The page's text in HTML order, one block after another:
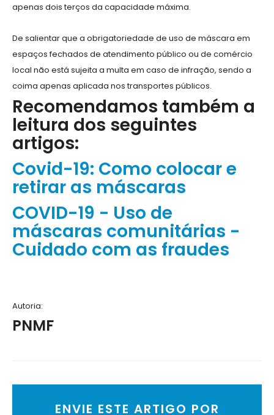
apenas dois terços da capacidade máxima.
De salientar que a obrigatoriedade de uso de máscara em
espaços fechados de atendimento público ou de comércio
local não está sujeita a multa em caso de infração, sendo a
coima apenas aplicada nos transportes públicos.
Recomendamos também a
leitura dos seguintes
artigos:
Covid-19: Como colocar e
retirar as máscaras
COVID-19 - Uso de
máscaras comunitárias -
Cuidado com as fraudes
Autoria:
PNMF
ENVIE ESTE ARTIGO POR